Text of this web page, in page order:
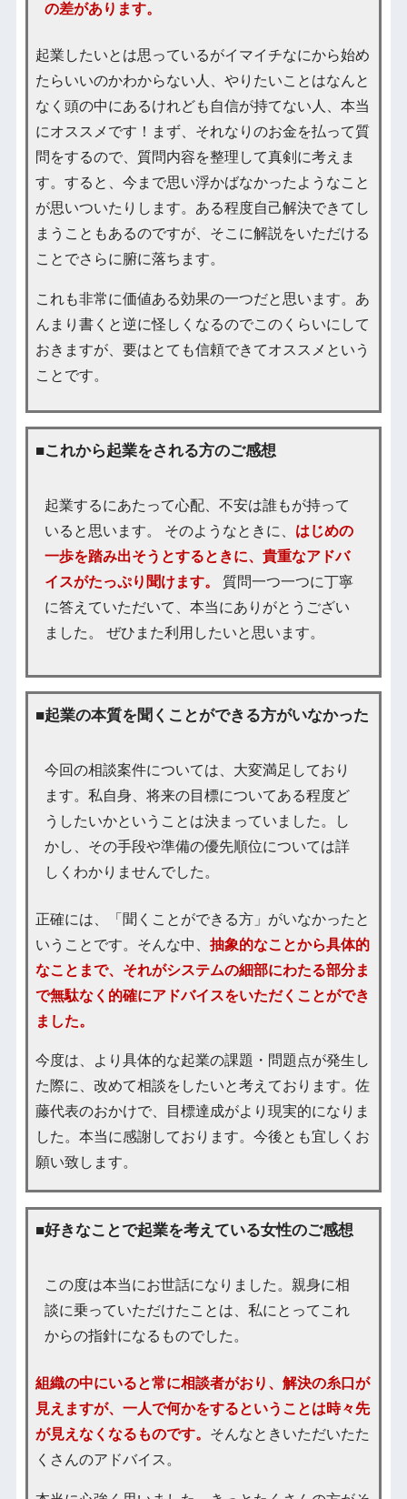
の差があります。
起業したいとは思っているがイマイチなにから始め
たらいいのかわからない人、やりたいことはなんと
なく頭の中にあるけれども自信が持てない人、本当
にオススメです！まず、それなりのお金を払って質
問をするので、質問内容を整理して真剣に考えま
す。すると、今まで思い浮かばなかったようなこと
が思いついたりします。ある程度自己解決できてし
まうこともあるのですが、そこに解説をいただける
ことでさらに腑に落ちます。
これも非常に価値ある効果の一つだと思います。あ
んまり書くと逆に怪しくなるのでこのくらいにして
おきますが、要はとても信頼できてオススメという
ことです。
■これから起業をされる方のご感想
起業するにあたって心配、不安は誰もが持って
いると思います。 そのようなときに、 はじめの
一歩を踏み出そうとするときに、貴重なアドバ
イスがたっぷり聞けます。
質問一つ一つに丁寧
に答えていただいて、本当にありがとうござい
ました。 ぜひまた利用したいと思います。
■起業の本質を聞くことができる方がいなかった
今回の相談案件については、大変満足しており
ます。私自身、将来の目標についてある程度ど
うしたいかということは決まっていました。し
かし、その手段や準備の優先順位については詳
しくわかりませんでした。
正確には、「聞くことができる方」がいなかったと
いうことです。そんな中、 抽象的なことから具体的
なことまで、それがシステムの細部にわたる部分ま
で無駄なく的確にアドバイスをいただくことができ
ました。
今度は、より具体的な起業の課題・問題点が発生し
た際に、改めて相談をしたいと考えております。佐
藤代表のおかけで、目標達成がより現実的になりま
した。本当に感謝しております。今後とも宜しくお
願い致します。
■好きなことで起業を考えている女性のご感想
この度は本当にお世話になりました。親身に相
談に乗っていただけたことは、私にとってこれ
からの指針になるものでした。
組織の中にいると常に相談者がおり、解決の糸口が
見えますが、一人で何かをするということは時々先
が見えなくなるものです。 そんなときいただいたた
くさんのアドバイス。